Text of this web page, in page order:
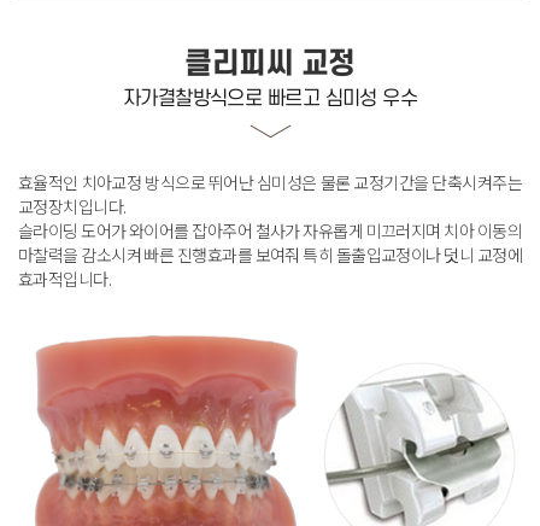
클리피씨 교정
자가결찰방식으로 빠르고 심미성 우수
효율적인 치아교정 방식으로 뛰어난 심미성은 물론 교정기간을 단축시켜주는
교정장치입니다.
슬라이딩 도어가 와이어를 잡아주어 철사가 자유롭게 미끄러지며 치아 이동의
마찰력을 감소시켜 빠른 진행효과를 보여줘 특히 돌출입교정이나 덧니 교정에
효과적입니다.